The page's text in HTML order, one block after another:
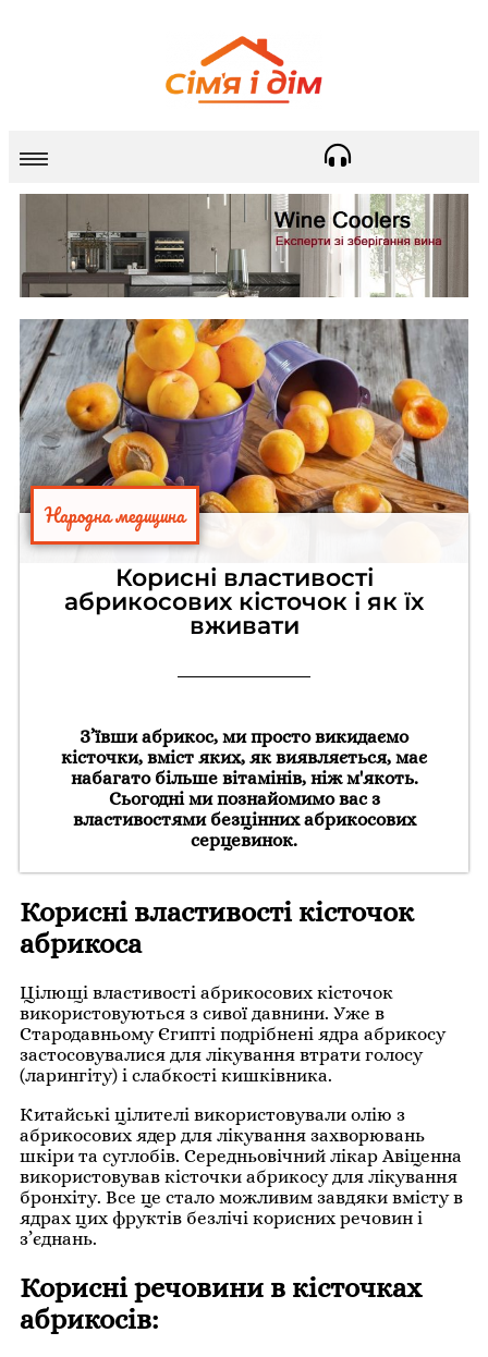
Народна медицина
Корисні властивості
абрикосових кісточок і як їх
вживати
З’ївши абрикос, ми просто викидаємо
кісточки, вміст яких, як виявляється, має
набагато більше вітамінів, ніж м'якоть.
Сьогодні ми познайомимо вас з
властивостями безцінних абрикосових
серцевинок.
Корисні властивості кісточок
абрикоса
Цілющі властивості абрикосових кісточок
використовуються з сивої давнини. Уже в
Стародавньому Єгипті подрібнені ядра абрикосу
застосовувалися для лікування втрати голосу
(ларингіту) і слабкості кишківника.
Китайські цілителі використовували олію з
абрикосових ядер для лікування захворювань
шкіри та суглобів. Середньовічний лікар Авіценна
використовував кісточки абрикосу для лікування
бронхіту. Все це стало можливим завдяки вмісту в
ядрах цих фруктів безлічі корисних речовин і
з’єднань.
Корисні речовини в кісточках
абрикосів: